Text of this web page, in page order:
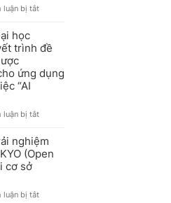
luận bị tắtở
Giao
Lưu
Tế
Tiếng
Cùng
Sendagaya
học
trình đề
ứng dụng
“AI
luận bị tắtở
Đại
học
trình
nghiệm
(Open
cơ sở
luận bị tắtở